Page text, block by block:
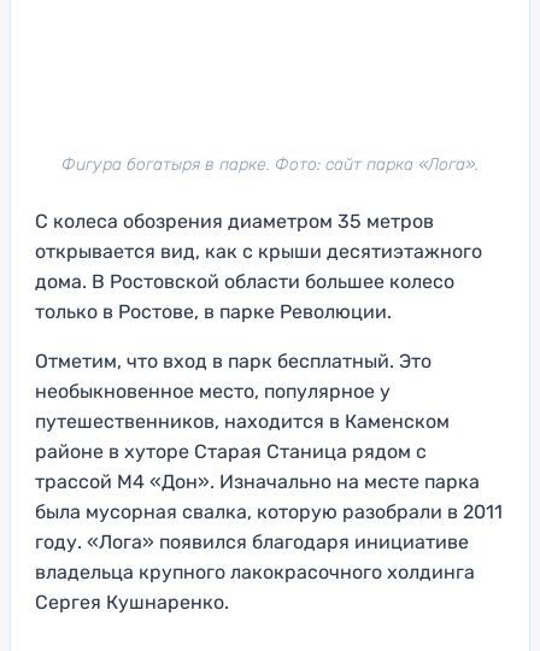
Фигура богатыря в парке. Фото: сайт парка «Лога».
С колеса обозрения диаметром 35 метров
открывается вид, как с крыши десятиэтажного
дома. В Ростовской области большее колесо
только в Ростове, в парке Революции.
Отметим, что вход в парк бесплатный. Это
необыкновенное место, популярное у
путешественников, находится в Каменском
районе в хуторе Старая Станица рядом с
трассой М4 «Дон». Изначально на месте парка
была мусорная свалка, которую разобрали в 2011
году. «Лога» появился благодаря инициативе
владельца крупного лакокрасочного холдинга
Сергея Кушнаренко.